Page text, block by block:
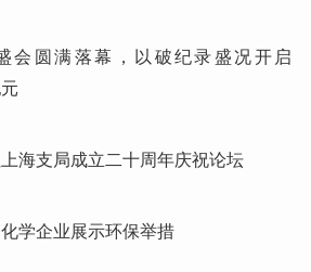
会圆满落幕，以破纪录盛况开启
海支局成立二十周年庆祝论坛
学企业展示环保举措